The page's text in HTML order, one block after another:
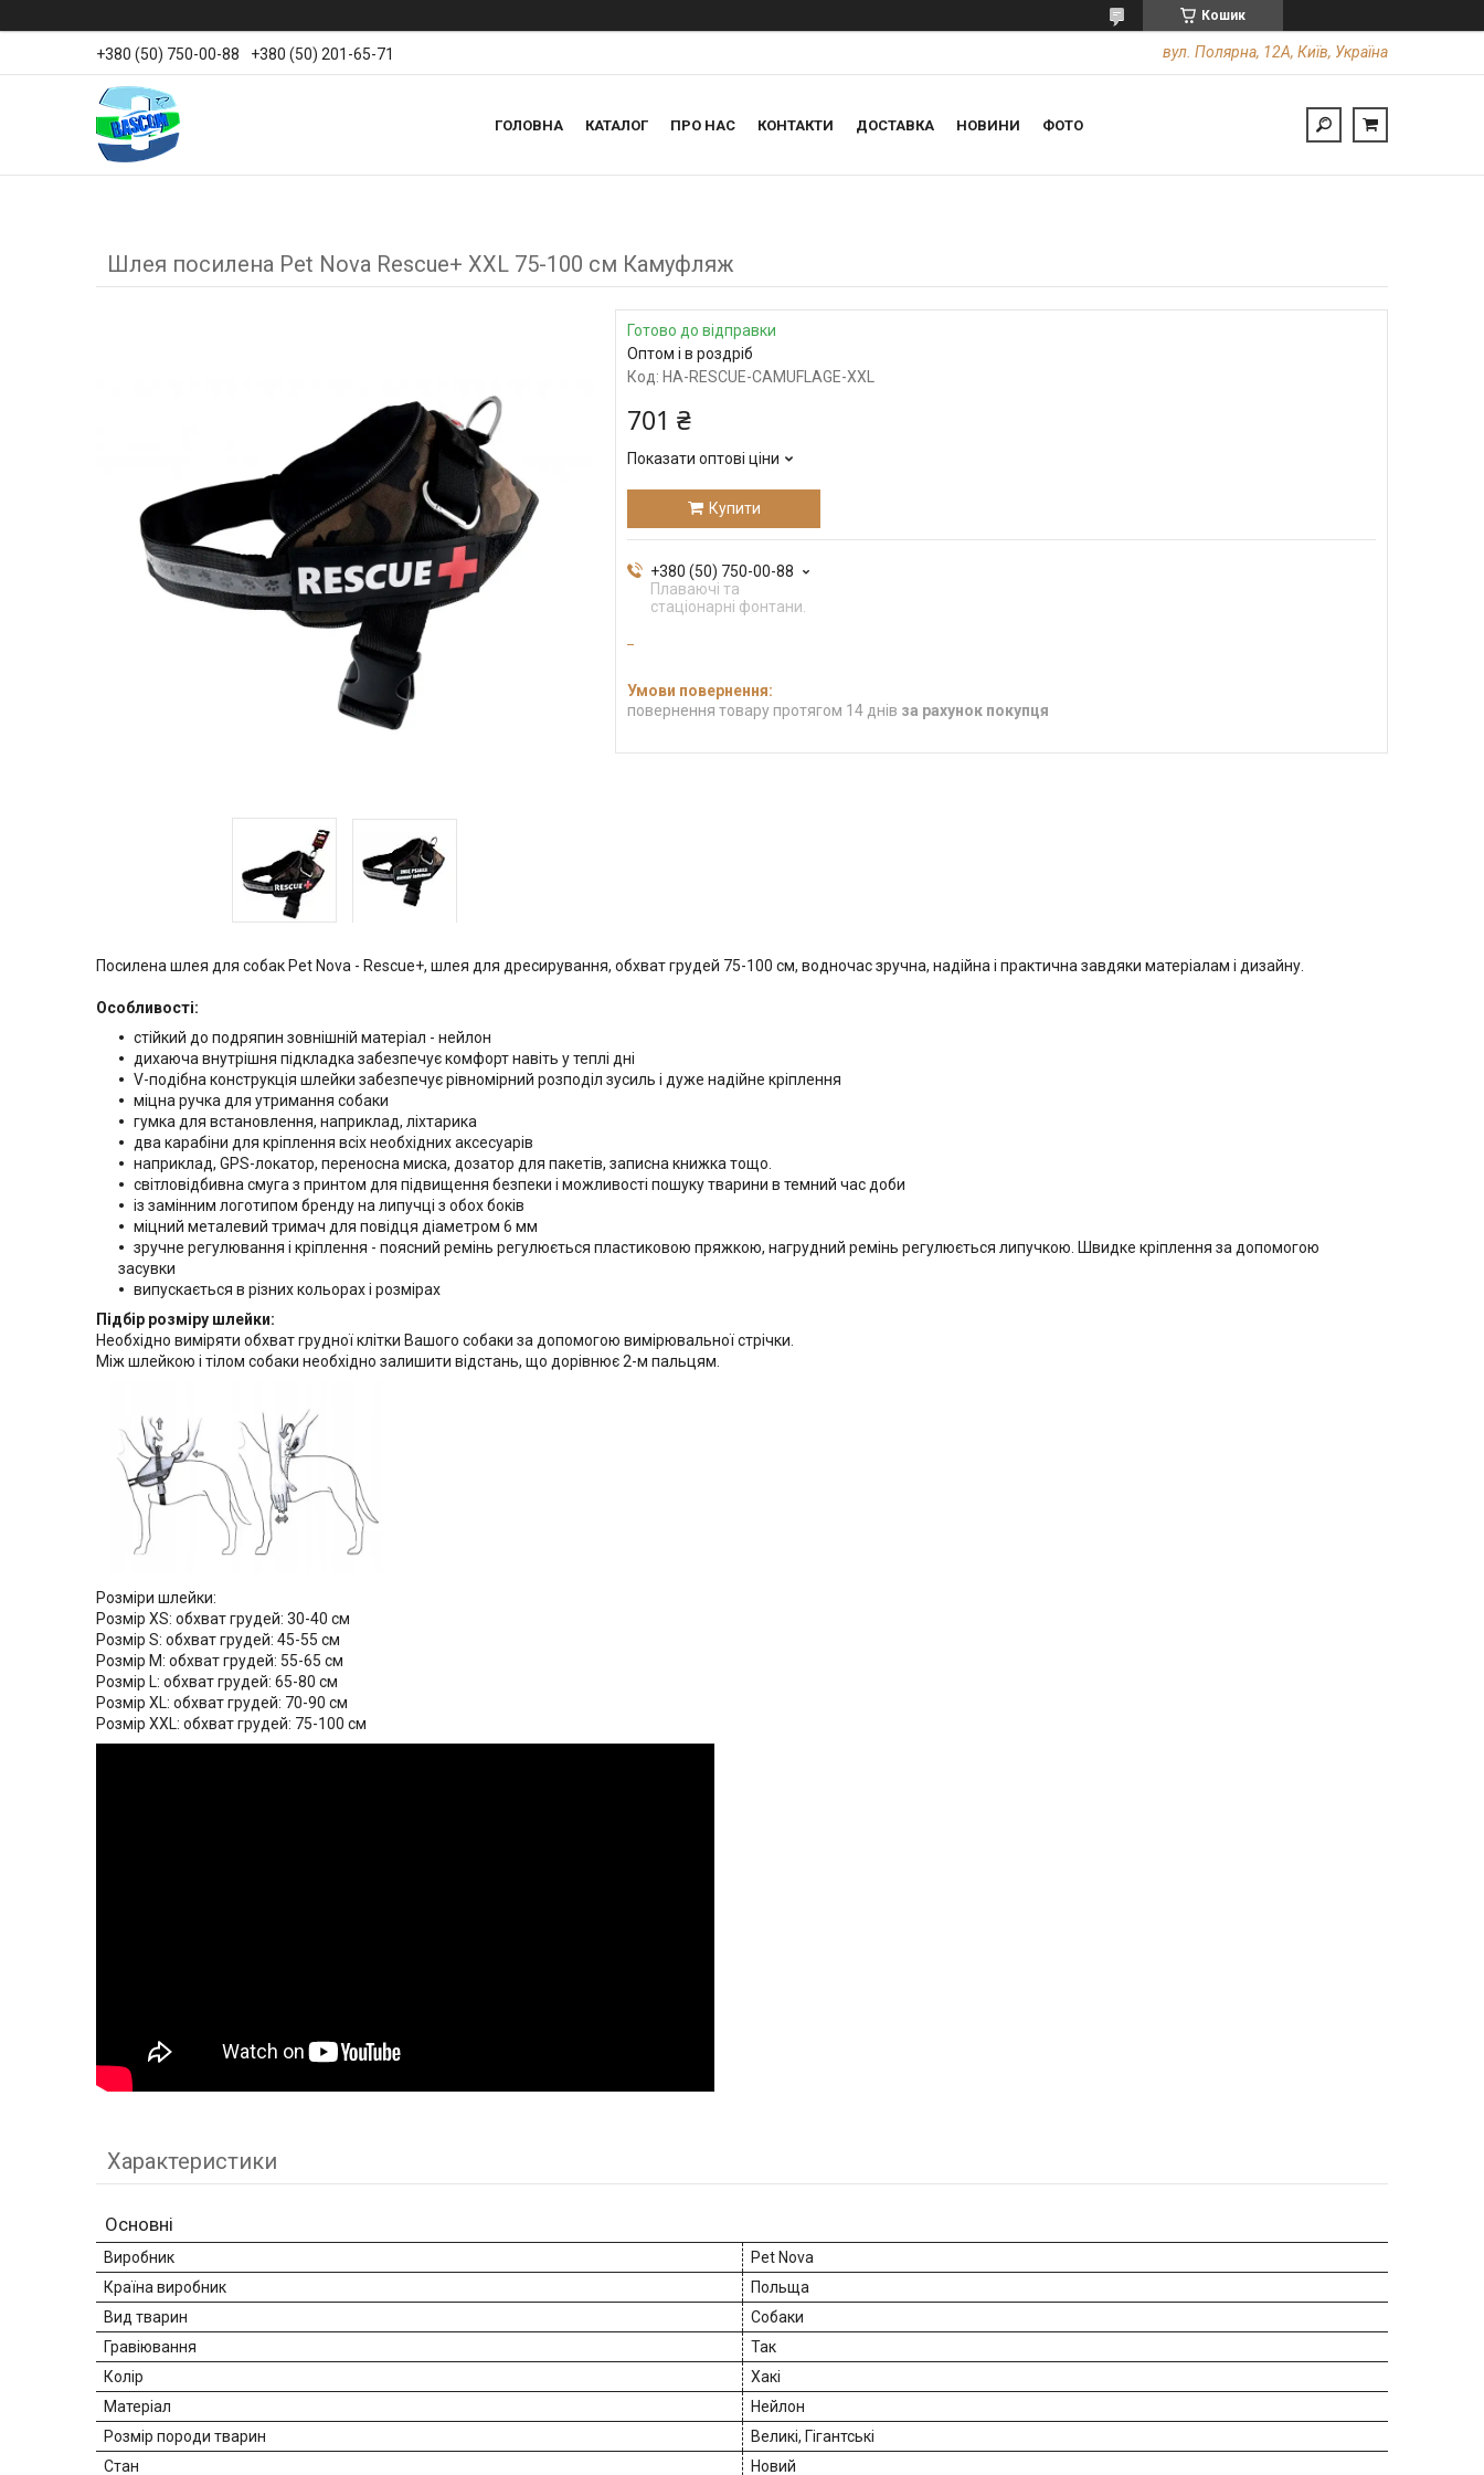
Кошик
+380 (50) 750-00-88 +380 (50) 201-65-71 вул. Полярна, 12А, Київ, Україна
ГОЛОВНА КАТАЛОГ ПРО НАС КОНТАКТИ ДОСТАВКА НОВИНИ ФОТО
Шлея посилена Pet Nova Rescue+ XXL 75-100 см Камуфляж
Готово до відправки
Оптом і в роздріб
Код: HA-RESCUE-CAMUFLAGE-XXL
701 ₴
Показати оптові ціни
Купити
+380 (50) 750-00-88
Плаваючі та
стаціонарні фонтани.
повернення товару протягом 14 днів за рахунок покупця
Посилена шлея для собак Pet Nova - Rescue+, шлея для дресирування, обхват грудей 75-100 см, водночас зручна, надійна і практична завдяки матеріалам і дизайну.
Особливості:
стійкий до подряпин зовнішній матеріал - нейлон
дихаюча внутрішня підкладка забезпечує комфорт навіть у теплі дні
V-подібна конструкція шлейки забезпечує рівномірний розподіл зусиль і дуже надійне кріплення
міцна ручка для утримання собаки
гумка для встановлення, наприклад, ліхтарика
два карабіни для кріплення всіх необхідних аксесуарів
наприклад, GPS-локатор, переносна миска, дозатор для пакетів, записна книжка тощо.
світловідбивна смуга з принтом для підвищення безпеки і можливості пошуку тварини в темний час доби
із замінним логотипом бренду на липучці з обох боків
міцний металевий тримач для повідця діаметром 6 мм
зручне регулювання і кріплення - поясний ремінь регулюється пластиковою пряжкою, нагрудний ремінь регулюється липучкою. Швидке кріплення за допомогою
засувки
випускається в різних кольорах і розмірах
Підбір розміру шлейки:
Необхідно виміряти обхват грудної клітки Вашого собаки за допомогою вимірювальної стрічки.
Між шлейкою і тілом собаки необхідно залишити відстань, що дорівнює 2-м пальцям.
Розміри шлейки:
Розмір XS: обхват грудей: 30-40 см
Розмір S: обхват грудей: 45-55 см
Розмір M: обхват грудей: 55-65 см
Розмір L: обхват грудей: 65-80 см
Розмір XL: обхват грудей: 70-90 см
Розмір XXL: обхват грудей: 75-100 см
Характеристики
Основні
Виробник
Pet Nova
Країна виробник
Польща
Вид тварин
Собаки
Гравіювання
Так
Колір
Хакі
Матеріал
Нейлон
Розмір породи тварин
Великі, Гігантські
Стан
Новий